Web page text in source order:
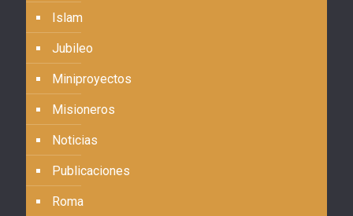
Islam
Jubileo
Miniproyectos
Misioneros
Noticias
Publicaciones
Roma